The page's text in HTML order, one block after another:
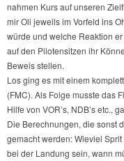
nahmen Kurs auf unseren
mir Oli jeweils im Vorfeld ins
würde und welche Reaktion
auf den Pilotensitzen ihr
Beweis stellen.
Los ging es mit einem
(FMC). Als Folge musste das
Hilfe von VOR’s, NDB’s etc.,
Die Berechnungen, die sonst
gemacht werden: Wieviel
bei der Landung sein, wann